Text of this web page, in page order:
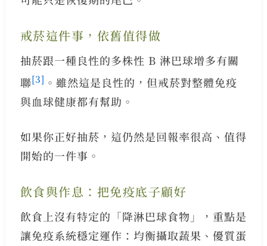
戒菸這件事，依舊值得做
抽菸跟一種良性的多株性 B 淋巴球增多有關
聯[3] 。雖然這是良性的，但戒菸對整體免疫
與血球健康都有幫助。
如果你正好抽菸，這仍然是回報率很高、值得
開始的一件事。
飲食與作息：把免疫底子顧好
飲食上沒有特定的「降淋巴球食物」，重點是
讓免疫系統穩定運作：均衡攝取蔬果、優質蛋